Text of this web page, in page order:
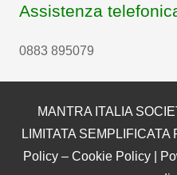
Assistenza
0883 895079
MANTRA ITALIA
LIMITATA SEMPLIFICATA
Policy– Cookie Policy|